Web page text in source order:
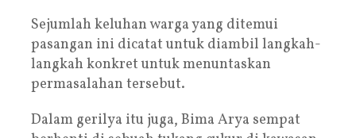
Sejumlah keluhan warga yang ditemui
pasangan ini dicatat untuk diambil langkah-
langkah konkret untuk menuntaskan
permasalahan tersebut.
Dalam gerilya itu juga, Bima Arya sempat